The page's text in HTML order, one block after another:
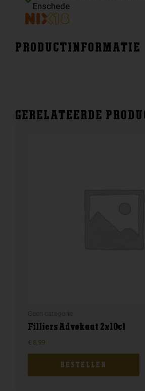
Enschede
PRODUCTINFORMATIE
GERELATEERDE
Filliers Advokaat 2x10cl
€ 8,99
BESTELLEN